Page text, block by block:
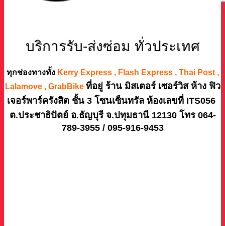
บริการรับ-ส่งซ่อม ทั่วประเทศ
ทุกช่องทางทั้ง Kerry Express , Flash Express , Thai Post ,
Lalamove , GrabBike ที่อยู่ ร้าน มิสเตอร์ เซอร์วิส ห้าง ฟิว
เจอร์พาร์ครังสิต ชั้น 3 โซนเซ็นทรัล ห้องเลขที่ ITS056
ต.ประชาธิปัตย์ อ.ธัญบุรี จ.ปทุมธานี 12130 โทร 064-
789-3955 / 095-916-9453